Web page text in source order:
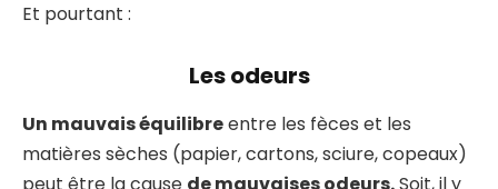
Et pourtant :
Les odeurs
Un mauvais équilibreentre les fèces et les
matières sèches (papier, cartons, sciure, copeaux)